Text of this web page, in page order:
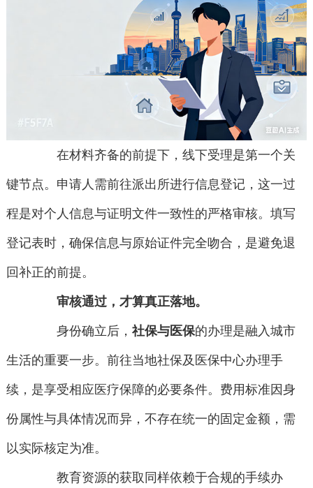
在材料齐备的前提下，线下受理是第一个关
键节点。申请人需前往派出所进行信息登记，这一过
程是对个人信息与证明文件一致性的严格审核。填写
登记表时，确保信息与原始证件完全吻合，是避免退
回补正的前提。
审核通过，才算真正落地。
身份确立后，社保与医保的办理是融入城市
生活的重要一步。前往当地社保及医保中心办理手
续，是享受相应医疗保障的必要条件。费用标准因身
份属性与具体情况而异，不存在统一的固定金额，需
以实际核定为准。
教育资源的获取同样依赖于合规的手续办